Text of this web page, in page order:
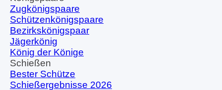
Zugkönigspaare
Schützenkönigspaare
Bezirkskönigspaar
Jägerkönig
König der Könige
Schießen
Bester Schütze
Schießergebnisse 2026